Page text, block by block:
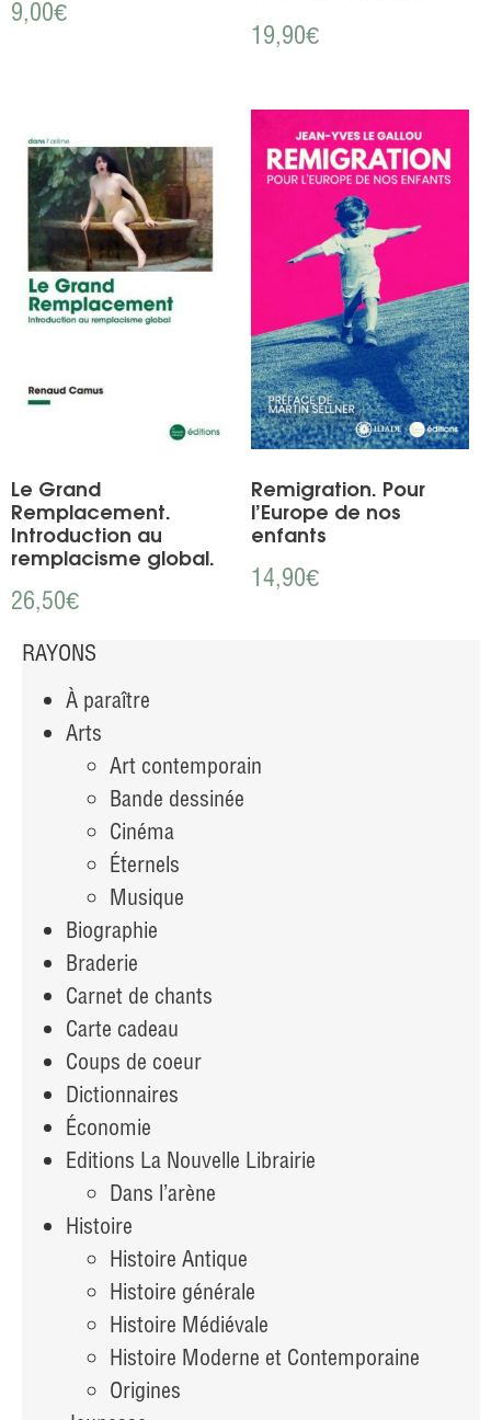
9,00€
19,90€
Le Grand
Remplacement.
Introduction au
remplacisme global.
26,50€
Remigration. Pour
l’Europe de nos
enfants
14,90€
RAYONS
À paraître
Arts
Art contemporain
Bande dessinée
Cinéma
Éternels
Musique
Biographie
Braderie
Carnet de chants
Carte cadeau
Coups de coeur
Dictionnaires
Économie
Editions La Nouvelle Librairie
Dans l’arène
Histoire
Histoire Antique
Histoire générale
Histoire Médiévale
Histoire Moderne et Contemporaine
Origines